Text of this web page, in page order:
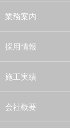
業務案内
採用情報
施工実績
会社概要